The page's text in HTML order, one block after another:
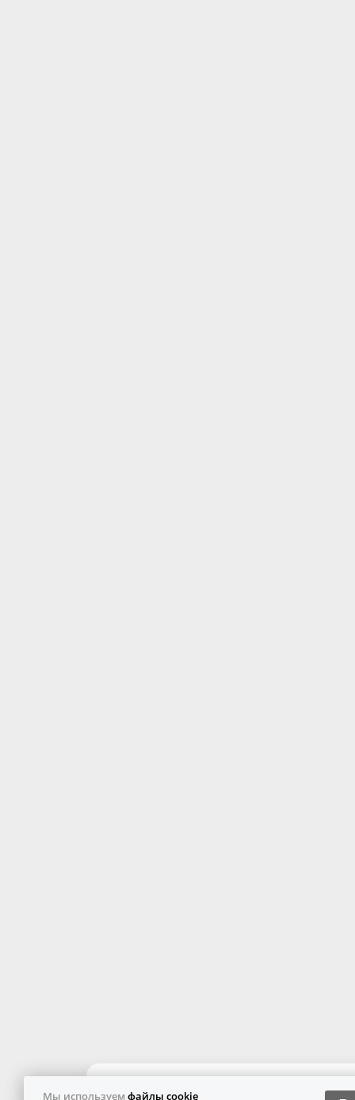
Мы используем файлы cookie